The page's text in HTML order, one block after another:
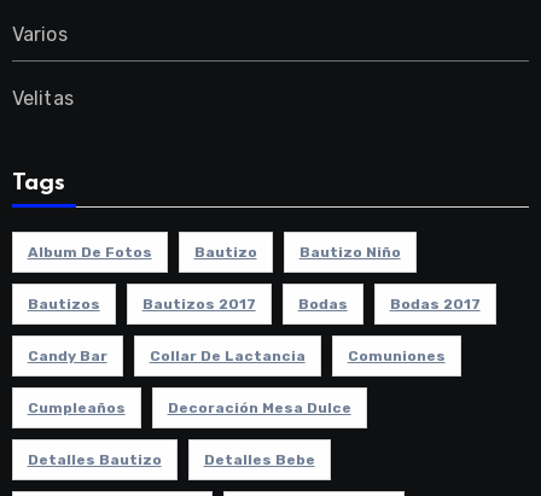
Varios
Velitas
Tags
Album De Fotos Bautizo Bautizo Niño
Bautizos Bautizos 2017 Bodas Bodas 2017
Candy Bar Collar De Lactancia Comuniones
Cumpleaños Decoración Mesa Dulce
Detalles Bautizo Detalles Bebe